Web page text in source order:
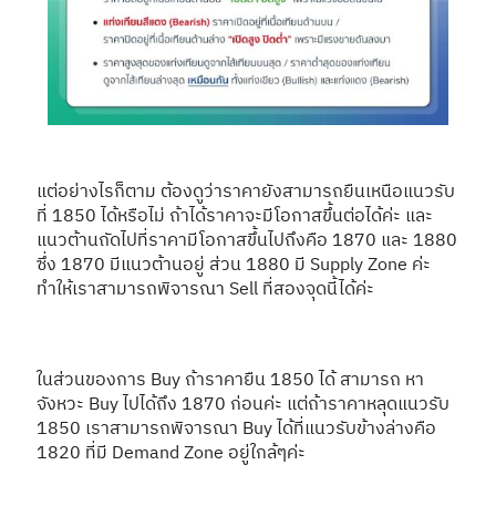
แต่อย่างไรก็ตาม ต้องดูว่าราคายังสามารถยืนเหนือแนวรับ
ที่ 1850 ได้หรือไม่ ถ้าได้ราคาจะมีโอกาสขึ้นต่อได้ค่ะ และ
แนวต้านถัดไปที่ราคามีโอกาสขึ้นไปถึงคือ 1870 และ 1880
ซึ่ง 1870 มีแนวต้านอยู่ ส่วน 1880 มี Supply Zone ค่ะ
ทำให้เราสามารถพิจารณา Sell ที่สองจุดนี้ได้ค่ะ
ในส่วนของการ Buy ถ้าราคายืน 1850 ได้ สามารถ หา
จังหวะ Buy ไปได้ถึง 1870 ก่อนค่ะ แต่ถ้าราคาหลุดแนวรับ
1850 เราสามารถพิจารณา Buy ได้ที่แนวรับข้างล่างคือ
1820 ที่มี Demand Zone อยู่ใกล้ๆค่ะ